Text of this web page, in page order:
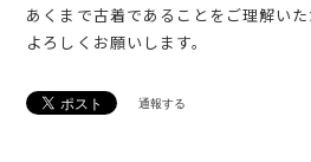
あくまで古着であることをご理解い
よろしくお願いします。
通報する